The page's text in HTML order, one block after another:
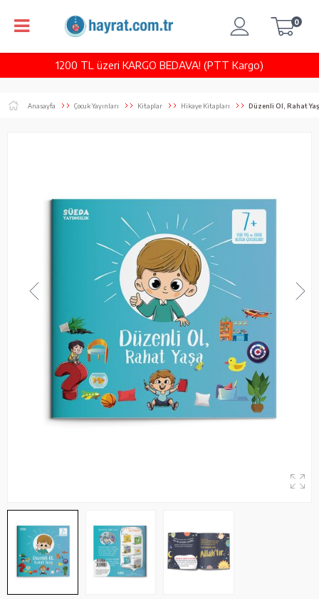
1200 TL üzeri KARGO BEDAVA! (PTT Kargo)
0
Anasayfa Çocuk Yayınları Kitaplar Hikaye Kitapları Düzenli Ol, Rahat